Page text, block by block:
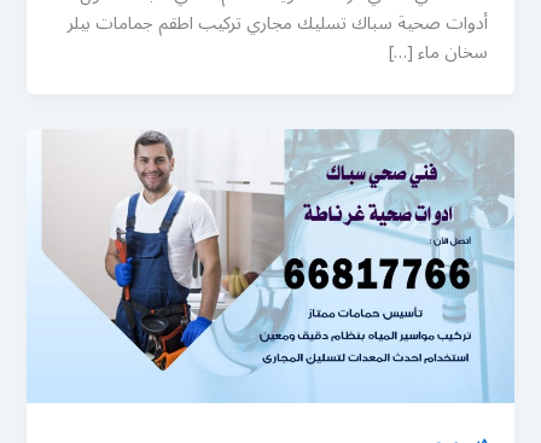
أدوات صحية سباك تسليك مجاري تركيب اطقم جمامات بيلر
سخان ماء […]